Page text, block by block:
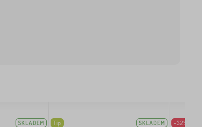
SKLADEM Tip SKLADEM -32%